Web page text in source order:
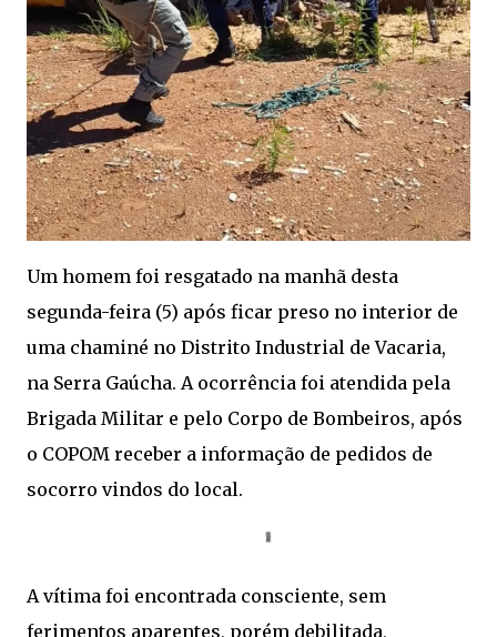
Um homem foi resgatado na manhã desta
segunda-feira (5) após ficar preso no interior de
uma chaminé no Distrito Industrial de Vacaria,
na Serra Gaúcha. A ocorrência foi atendida pela
Brigada Militar e pelo Corpo de Bombeiros, após
o COPOM receber a informação de pedidos de
socorro vindos do local.
A vítima foi encontrada consciente, sem
ferimentos aparentes, porém debilitada,